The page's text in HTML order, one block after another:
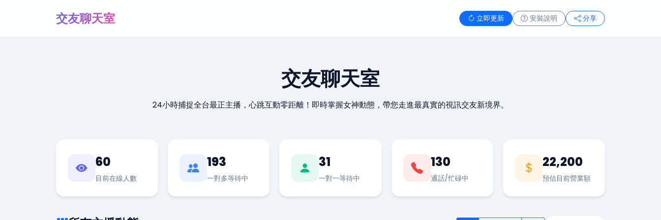
交友聊天室 立即更新 安裝說明 分享
交友聊天室
24小時捕捉全台最正主播，心跳互動零距離！即時掌握女神動態，帶您走進最真實的視訊交友新境界。
60
目前在線人數
193
一對多等待中
31
一對一等待中
130
通話/忙碌中
22,200
預估目前營業額